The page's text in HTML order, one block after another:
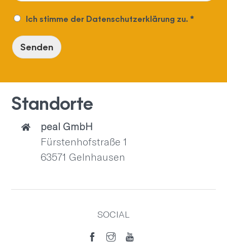
Ich stimme der Datenschutzerklärung zu. *
Senden
Standorte
peal GmbH
Fürstenhofstraße 1
63571 Gelnhausen
SOCIAL